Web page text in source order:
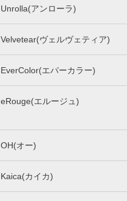
Unrolla(アンローラ)
Velvetear(ヴェルヴェティア)
EverColor(エバーカラー)
eRouge(エルージュ)
OH(オー)
Kaica(カイカ)